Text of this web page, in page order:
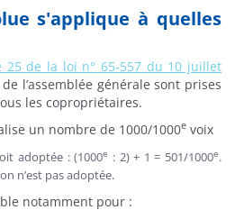
s'applique à quelles
25 de la loi n° 65-557 du 10 juillet
l’assemblée générale sont prises
les copropriétaires.
un nombre de 1000/1000e voix
adoptée : (1000e : 2) + 1 = 501/1000e.
n’est pas adoptée.
notamment pour :